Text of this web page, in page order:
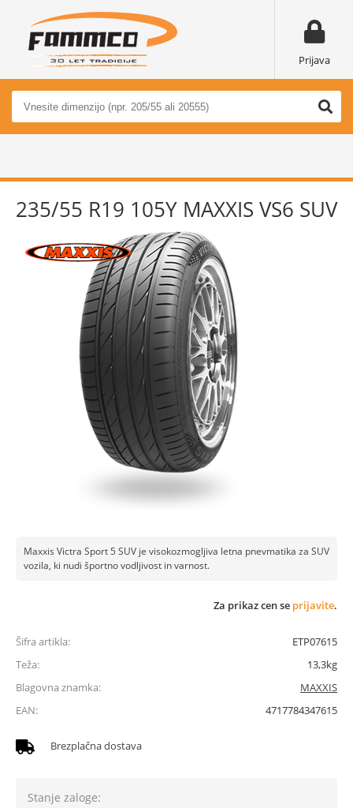
Prijava
235/55 R19 105Y MAXXIS VS6 SUV
Maxxis Victra Sport 5 SUV je visokozmogljiva letna pnevmatika za SUV
vozila, ki nudi športno vodljivost in varnost.
Za prikaz cen se prijavite.
Šifra artikla:
ETP07615
Teža:
13,3kg
Blagovna znamka:
MAXXIS
EAN:
4717784347615
Brezplačna dostava
Stanje zaloge: